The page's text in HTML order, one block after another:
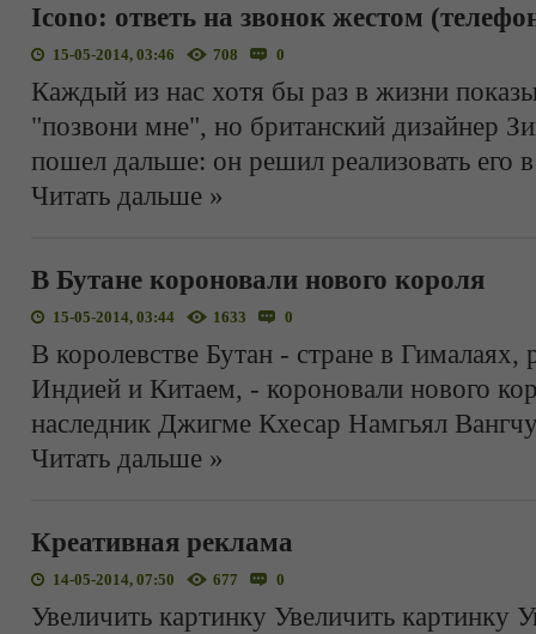
Icono: ответь на звонок жестом
15-05-2014, 03:46 708 0
Каждый из нас хотя бы раз в жизни
"позвони мне", но британский дизайнер
пошел дальше: он решил реализовать его
Читать дальше »
В Бутане короновали нового короля
15-05-2014, 03:44 1633 0
В королевстве Бутан - стране в
Индией и Китаем, - короновали нового
наследник Джигме Кхесар Намгьял
Читать дальше »
Креативная реклама
14-05-2014, 07:50 677 0
Увеличить картинку Увеличить картинку